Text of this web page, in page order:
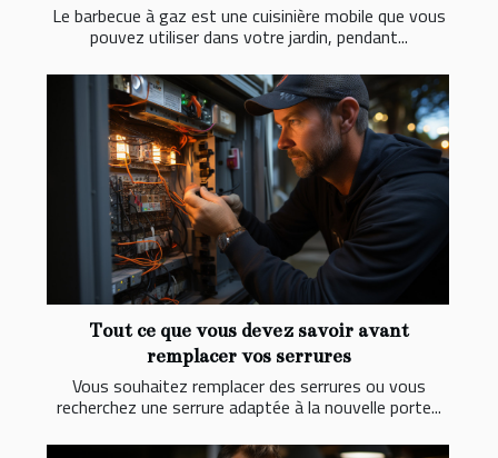
Le barbecue à gaz est une cuisinière mobile que vous
pouvez utiliser dans votre jardin, pendant...
Tout ce que vous devez savoir avant
remplacer vos serrures
Vous souhaitez remplacer des serrures ou vous
recherchez une serrure adaptée à la nouvelle porte...